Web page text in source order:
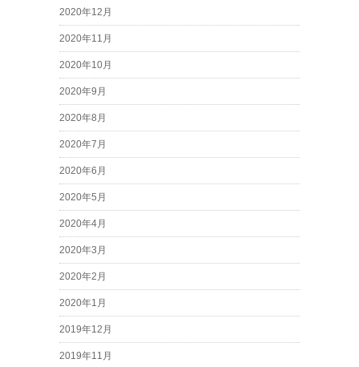
2020年12月
2020年11月
2020年10月
2020年9月
2020年8月
2020年7月
2020年6月
2020年5月
2020年4月
2020年3月
2020年2月
2020年1月
2019年12月
2019年11月